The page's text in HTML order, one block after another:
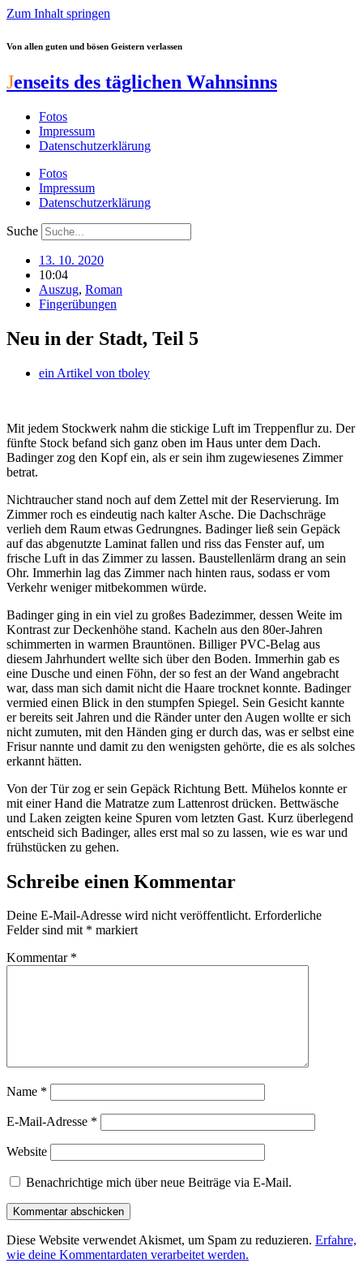
Zum Inhalt springen
Von allen guten und bösen Geistern verlassen
Jenseits des täglichen Wahnsinns
Fotos
Impressum
Datenschutzerklärung
Fotos
Impressum
Datenschutzerklärung
Suche
13. 10. 2020
10:04
Auszug, Roman
Fingerübungen
Neu in der Stadt, Teil 5
ein Artikel von tboley
Mit jedem Stockwerk nahm die stickige Luft im Treppenflur zu. Der
fünfte Stock befand sich ganz oben im Haus unter dem Dach.
Badinger zog den Kopf ein, als er sein ihm zugewiesenes Zimmer
betrat.
Nichtraucher stand noch auf dem Zettel mit der Reservierung. Im
Zimmer roch es eindeutig nach kalter Asche. Die Dachschräge
verlieh dem Raum etwas Gedrungnes. Badinger ließ sein Gepäck
auf das abgenutzte Laminat fallen und riss das Fenster auf, um
frische Luft in das Zimmer zu lassen. Baustellenlärm drang an sein
Ohr. Immerhin lag das Zimmer nach hinten raus, sodass er vom
Verkehr weniger mitbekommen würde.
Badinger ging in ein viel zu großes Badezimmer, dessen Weite im
Kontrast zur Deckenhöhe stand. Kacheln aus den 80er-Jahren
schimmerten in warmen Brauntönen. Billiger PVC-Belag aus
diesem Jahrhundert wellte sich über den Boden. Immerhin gab es
eine Dusche und einen Föhn, der so fest an der Wand angebracht
war, dass man sich damit nicht die Haare trocknet konnte. Badinger
vermied einen Blick in den stumpfen Spiegel. Sein Gesicht kannte
er bereits seit Jahren und die Ränder unter den Augen wollte er sich
nicht zumuten, mit den Händen ging er durch das, was er selbst eine
Frisur nannte und damit zu den wenigsten gehörte, die es als solches
erkannt hätten.
Von der Tür zog er sein Gepäck Richtung Bett. Mühelos konnte er
mit einer Hand die Matratze zum Lattenrost drücken. Bettwäsche
und Laken zeigten keine Spuren vom letzten Gast. Kurz überlegend
entscheid sich Badinger, alles erst mal so zu lassen, wie es war und
frühstücken zu gehen.
Schreibe einen Kommentar
Deine E-Mail-Adresse wird nicht veröffentlicht. Erforderliche
Felder sind mit * markiert
Kommentar *
Name *
E-Mail-Adresse *
Website
Benachrichtige mich über neue Beiträge via E-Mail.
Diese Website verwendet Akismet, um Spam zu reduzieren. Erfahre,
wie deine Kommentardaten verarbeitet werden.